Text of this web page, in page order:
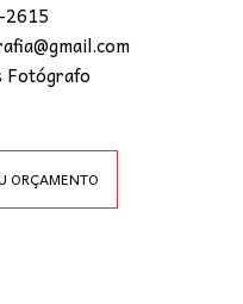
Fotógrafo
ORÇAMENTO